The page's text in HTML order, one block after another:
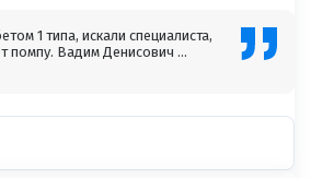
1 типа, искали специалиста,
помпу. Вадим Денисович ...